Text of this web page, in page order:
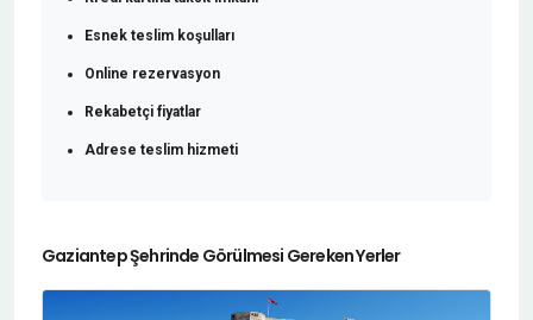
Esnek teslim koşulları
Online rezervasyon
Rekabetçi fiyatlar
Adrese teslim hizmeti
Gaziantep Şehrinde Görülmesi Gereken Yerler